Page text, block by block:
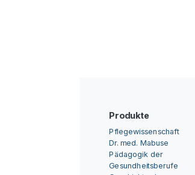
Produkte
Pflegewissenschaft
Dr. med. Mabuse
Pädagogik der
Gesundheitsberufe